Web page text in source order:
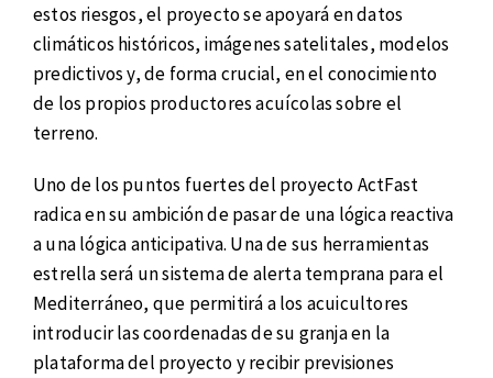
estos riesgos, el proyecto se apoyará en datos
climáticos históricos, imágenes satelitales, modelos
predictivos y, de forma crucial, en el conocimiento
de los propios productores acuícolas sobre el
terreno.
Uno de los puntos fuertes del proyecto ActFast
radica en su ambición de pasar de una lógica reactiva
a una lógica anticipativa. Una de sus herramientas
estrella será un sistema de alerta temprana para el
Mediterráneo, que permitirá a los acuicultores
introducir las coordenadas de su granja en la
plataforma del proyecto y recibir previsiones